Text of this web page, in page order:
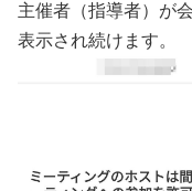
主催者（指導者）が
表示され続けます。